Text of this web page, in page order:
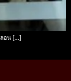
อน […]